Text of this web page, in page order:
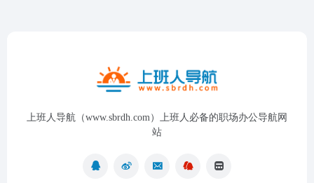
上班人导航（www.sbrdh.com）上班人必备的职场办公导航网
站